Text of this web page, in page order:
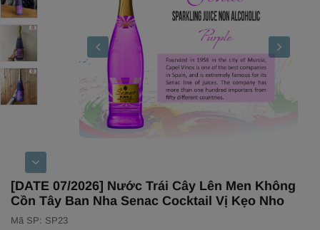
[DATE 07/2026] Nước Trái Cây Lên Men Không
Cồn Tây Ban Nha Senac Cocktail Vị Kẹo Nho
Mã SP: SP23